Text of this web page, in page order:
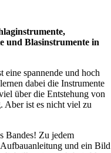
und Blasinstrumente in
spannende und hoch
dabei die Instrumente
über die Entstehung von
Aber ist es nicht viel zu
Bandes! Zu jedem
und ein Bild